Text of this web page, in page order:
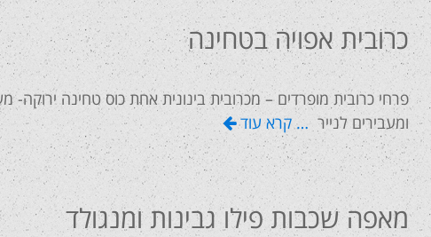
כרובית אפויה בטחינה
פרחי כרובית מופרדים – מכרובית בינונית אחת כוס טחינה
ומעבירים לנייר … קרא עוד
מאפה שכבות פילו גבינות ומנגולד